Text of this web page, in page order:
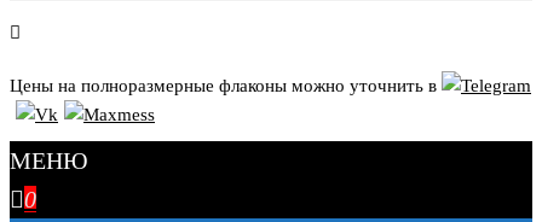
Цены на полноразмерные флаконы можно уточнить в
МЕНЮ
0